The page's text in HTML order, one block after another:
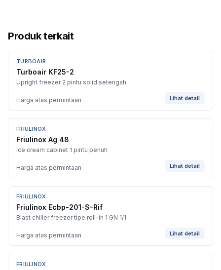
Produk terkait
BARU
TURBOAIR
Turboair KF25-2
Upright freezer 2 pintu solid setengah
Harga atas permintaan Lihat detail
FRIULINOX
Friulinox Ag 48
Ice cream cabinet 1 pintu penuh
Harga atas permintaan Lihat detail
FRIULINOX
Friulinox Ecbp-201-S-Rif
Blast chiller freezer tipe roll-in 1 GN 1/1
Harga atas permintaan Lihat detail
FRIULINOX